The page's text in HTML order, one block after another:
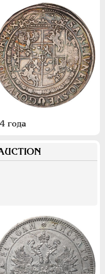
года